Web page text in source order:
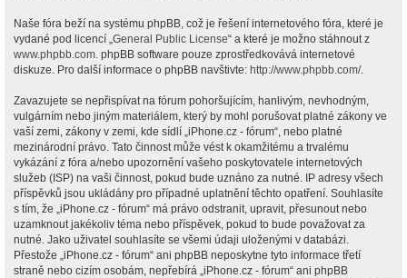
Naše fóra beží na systému phpBB, což je řešení internetového fóra, které je
vydané pod licencí „General Public License“ a které je možno stáhnout z
www.phpbb.com. phpBB software pouze zprostředkovává internetové
diskuze. Pro další informace o phpBB navštivte: http://www.phpbb.com/.
Zavazujete se nepřispívat na fórum pohoršujícím, hanlivým, nevhodným,
vulgárním nebo jiným materiálem, který by mohl porušovat platné zákony ve
vaší zemi, zákony v zemi, kde sídlí „iPhone.cz - fórum“, nebo platné
mezinárodní právo. Tato činnost může vést k okamžitému a trvalému
vykázání z fóra a/nebo upozornění vašeho poskytovatele internetových
služeb (ISP) na vaši činnost, pokud bude uznáno za nutné. IP adresy všech
příspěvků jsou ukládány pro případné uplatnění těchto opatření. Souhlasíte
s tím, že „iPhone.cz - fórum“ má právo odstranit, upravit, přesunout nebo
uzamknout jakékoliv téma nebo příspěvek, pokud to bude považovat za
nutné. Jako uživatel souhlasíte se všemi údaji uloženými v databázi.
Přestože „iPhone.cz - fórum“ ani phpBB neposkytne tyto informace třetí
straně nebo cizím osobám, nepřebírá „iPhone.cz - fórum“ ani phpBB